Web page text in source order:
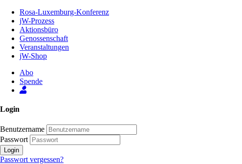
Inhalt
Seite
Rosa-Luxemburg-Konferenz
jW-Prozess
Aktionsbüro
Genossenschaft
Veranstaltungen
jW-Shop
Abo
Spende
Login
Benutzername
Passwort
Login
Passwort vergessen?